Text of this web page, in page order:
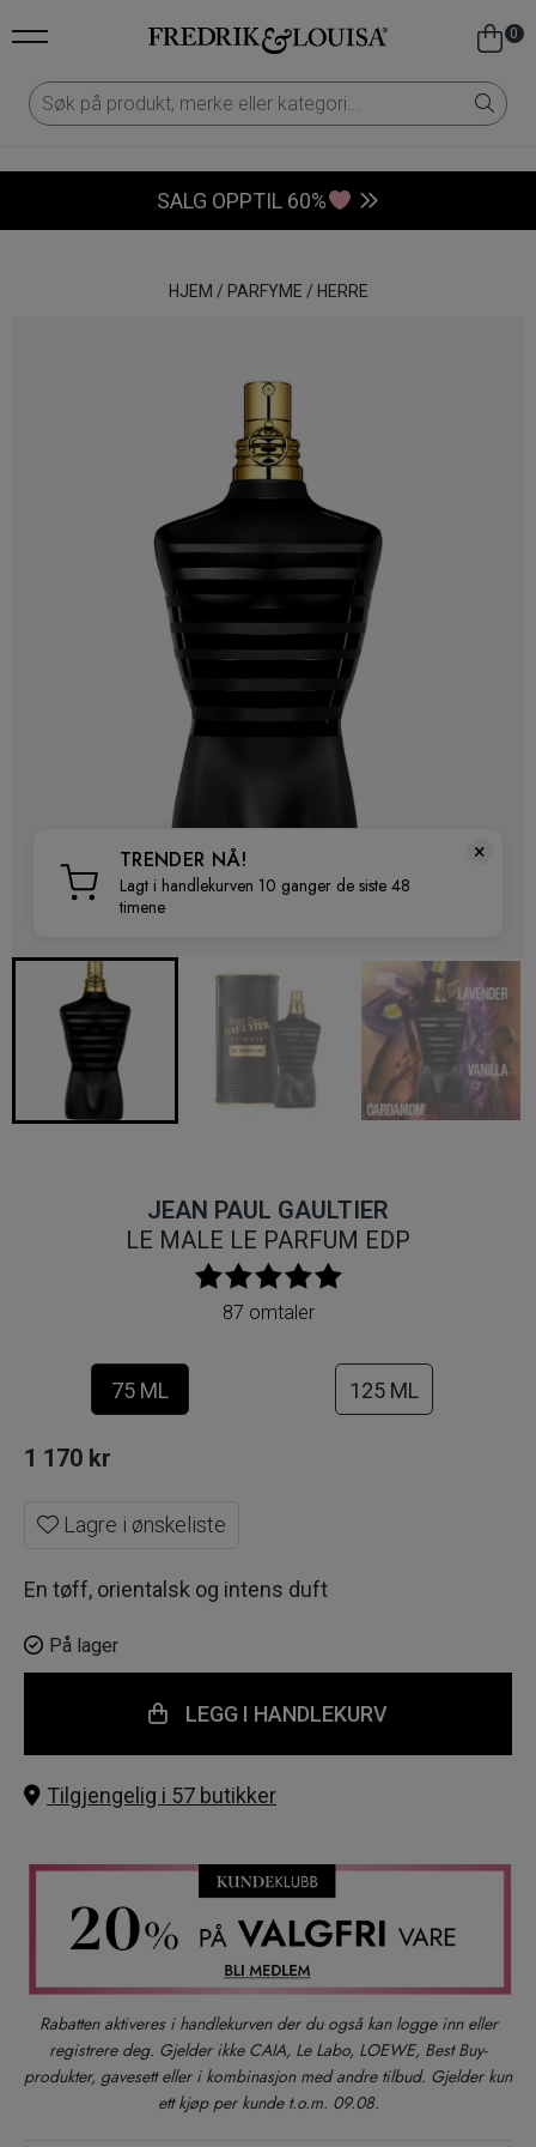
0
SALG OPPTIL 60%
HJEM / PARFYME / HERRE
TRENDER NÅ!
Lagt i handlekurven 10 ganger de siste 48
timene
×
JEAN PAUL GAULTIER
LE MALE LE PARFUM EDP
87 omtaler
75 ML 125 ML
1 170 kr
Lagre i ønskeliste
En tøff, orientalsk og intens duft
På lager
LEGG I HANDLEKURV
Tilgjengelig i 57 butikker
Rabatten aktiveres i handlekurven der du også kan logge inn eller
registrere deg. Gjelder ikke CAIA, Le Labo, LOEWE, Best Buy-
produkter, gavesett eller i kombinasjon med andre tilbud. Gjelder kun
ett kjøp per kunde t.o.m. 09.08.